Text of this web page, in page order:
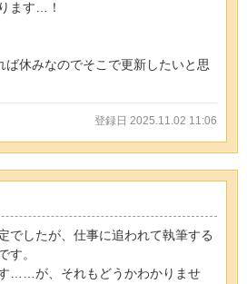
ます…！
ば休みなのでそこで更新したいと思
登録日 2025.11.02 11:06
でしたが、仕事に追われて執筆する
す。
……が、それもどうかわかりませ